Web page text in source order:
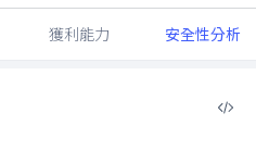
獲利能力 安全性分析